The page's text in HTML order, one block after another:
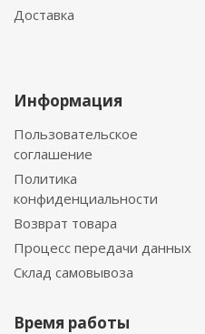
Доставка
Информация
Пользовательское
соглашение
Политика
конфиденциальности
Возврат товара
Процесс передачи данных
Склад самовывоза
Время работы